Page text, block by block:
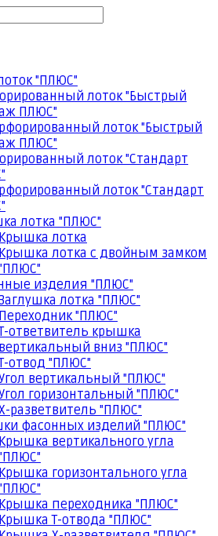
"ПЛЮС"
лоток "Быстрый
ПЛЮС"
лоток "Быстрый
ПЛЮС"
лоток "Стандарт
лоток "Стандарт
лотка "ПЛЮС"
Крышка лотка
Крышка лотка с двойным замком
изделия "ПЛЮС"
лотка "ПЛЮС"
Переходник "ПЛЮС"
ответвитель крышка
вертикальный вниз "ПЛЮС"
отвод "ПЛЮС"
вертикальный "ПЛЮС"
горизонтальный "ПЛЮС"
разветвитель "ПЛЮС"
фасонных изделий "ПЛЮС"
Крышка вертикального угла
Крышка горизонтального угла
Крышка переходника "ПЛЮС"
Крышка Т-отвода "ПЛЮС"